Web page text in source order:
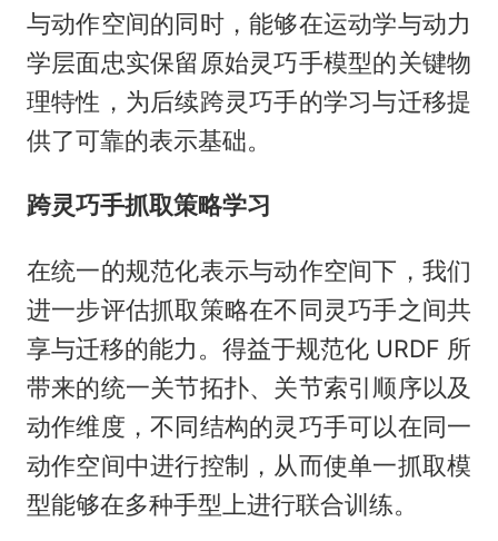
与动作空间的同时，能够在运动学与动力
学层面忠实保留原始灵巧手模型的关键物
理特性，为后续跨灵巧手的学习与迁移提
供了可靠的表示基础。
跨灵巧手抓取策略学习
在统一的规范化表示与动作空间下，我们
进一步评估抓取策略在不同灵巧手之间共
享与迁移的能力。得益于规范化 URDF 所
带来的统一关节拓扑、关节索引顺序以及
动作维度，不同结构的灵巧手可以在同一
动作空间中进行控制，从而使单一抓取模
型能够在多种手型上进行联合训练。